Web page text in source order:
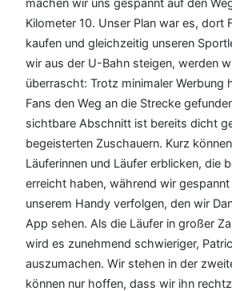
Kilometer 10. Unser Plan war es, dort
kaufen und gleichzeitig unseren
wir aus der U-Bahn steigen, werden
überrascht: Trotz minimaler Werbung
Fans den Weg an die Strecke
sichtbare Abschnitt ist bereits dicht
begeisterten Zuschauern. Kurz
Läuferinnen und Läufer erblicken, die
erreicht haben, während wir
unserem Handy verfolgen, den wir
App sehen. Als die Läufer in großer
wird es zunehmend schwieriger,
auszumachen. Wir stehen in der
können nur hoffen, dass wir ihn